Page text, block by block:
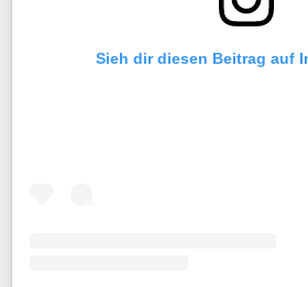
Sieh dir diesen Beitrag auf